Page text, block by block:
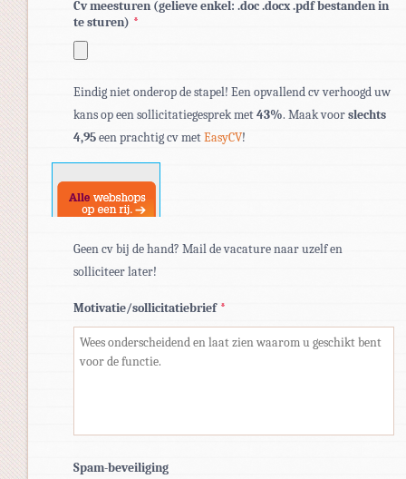
Cv meesturen (gelieve enkel: .doc .docx .pdf bestanden in
te sturen) *
bestandstypen:
pdf,
doc,
docx.
Eindig niet onderop de stapel! Een opvallend cv verhoogd uw
kans op een sollicitatiegesprek met43%. Maak voorslechts
4,95een prachtig cv metEasyCV!
Geen cv bij de hand? Mail de vacature naar uzelf en
solliciteer later!
Motivatie/sollicitatiebrief *
Spam-beveiliging